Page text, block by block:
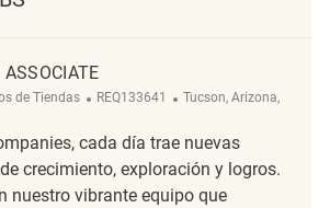
de Tiendas ReqId
REQ133641 Ubicación
Tucson, Arizona,
cada día trae nuevas
crecimiento, exploración y logros.
nuestro vibrante equipo que